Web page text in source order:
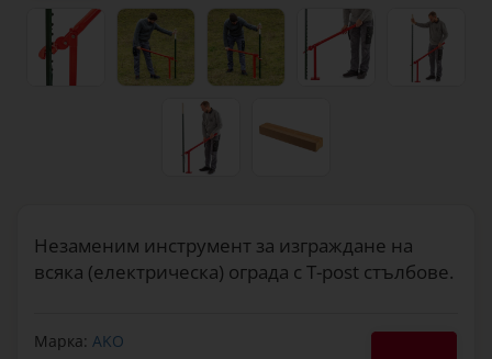
Незаменим инструмент за изграждане на
всяка (електрическа) ограда с T-post стълбове.
Марка: AKO